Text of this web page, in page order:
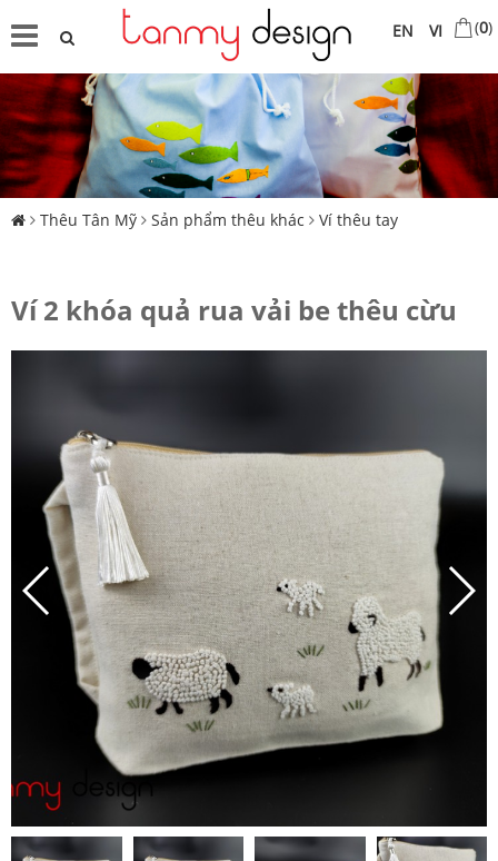
VI
EN (0)
Thêu Tân Mỹ Sản phẩm thêu khác Ví thêu tay
Ví 2 khóa quả rua vải be thêu cừu